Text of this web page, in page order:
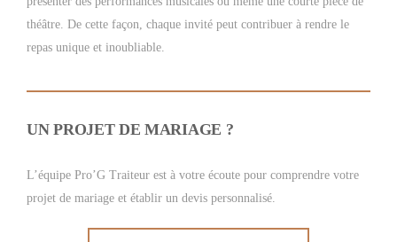
théâtre. De cette façon, chaque invité peut contribuer à rendre le
repas unique et inoubliable.
UN PROJET DE MARIAGE ?
L’équipe Pro’G Traiteur est à votre écoute pour comprendre votre
projet de mariage et établir un devis personnalisé.